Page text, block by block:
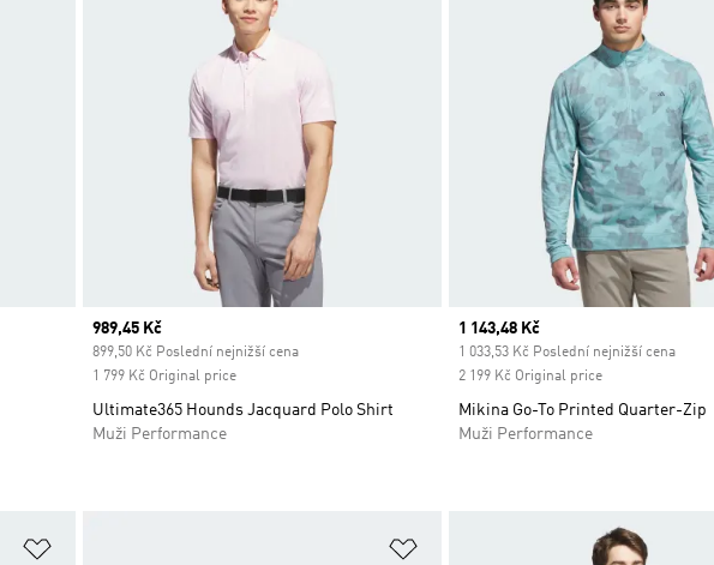
Current price
989,45 Kč
899,50 Kč Poslední nejnižší cena
1 799 Kč Original price
Ultimate365 Hounds Jacquard Polo Shirt
Muži Performance
Current price
1 143,48 Kč
1 033,53 Kč Poslední nejnižší cena
2 199 Kč Original price
Mikina Go-To Printed Quarter-Zip
Muži Performance
Přidat do seznamu přání